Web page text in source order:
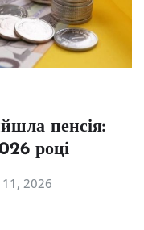
пенсія:
році
2026